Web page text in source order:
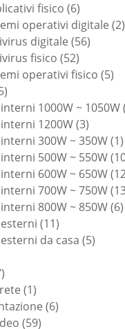
fisico 66
prodotti
operativi digitale 22
digitale 5656
fisico 5252
prodotti
operativi fisico 55
65
prodotti1000W ~ 1050W
1200W 33
prodotti
300W ~ 350W 11
500W ~ 550W
600W ~ 650W
700W ~ 750W
800W ~ 850W 66
1111
prodotti
da casa 55
27
prodotti
11
prodotto
66
5959